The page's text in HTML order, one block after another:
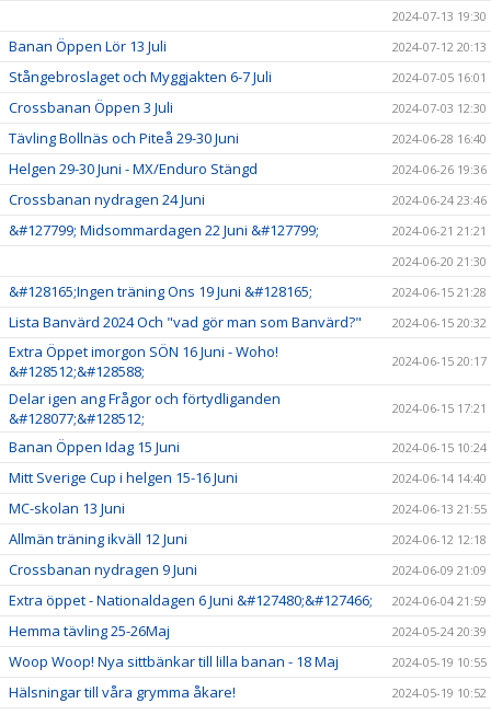
2024-07-13 19:30
Banan Öppen Lör 13 Juli 2024-07-12 20:13
Stångebroslaget och Myggjakten 6-7 Juli 2024-07-05 16:01
Crossbanan Öppen 3 Juli 2024-07-03 12:30
Tävling Bollnäs och Piteå 29-30 Juni 2024-06-28 16:40
Helgen 29-30 Juni - MX/Enduro Stängd 2024-06-26 19:36
Crossbanan nydragen 24 Juni 2024-06-24 23:46
&#127799; Midsommardagen 22 Juni &#127799;
2024-06-21 21:21
2024-06-20 21:30
&#128165;Ingen träning Ons 19 Juni &#128165; 2024-06-15 21:28
Lista Banvärd 2024 Och "vad gör man som Banvärd?" 2024-06-15 20:32
Extra Öppet imorgon SÖN 16 Juni - Woho!
&#128512;&#128588;
2024-06-15 20:17
Delar igen ang Frågor och förtydliganden
&#128077;&#128512;
2024-06-15 17:21
Banan Öppen Idag 15 Juni 2024-06-15 10:24
Mitt Sverige Cup i helgen 15-16 Juni 2024-06-14 14:40
MC-skolan 13 Juni 2024-06-13 21:55
Allmän träning ikväll 12 Juni 2024-06-12 12:18
Crossbanan nydragen 9 Juni 2024-06-09 21:09
Extra öppet - Nationaldagen 6 Juni &#127480;&#127466; 2024-06-04 21:59
Hemma tävling 25-26Maj 2024-05-24 20:39
Woop Woop! Nya sittbänkar till lilla banan - 18 Maj 2024-05-19 10:55
Hälsningar till våra grymma åkare! 2024-05-19 10:52